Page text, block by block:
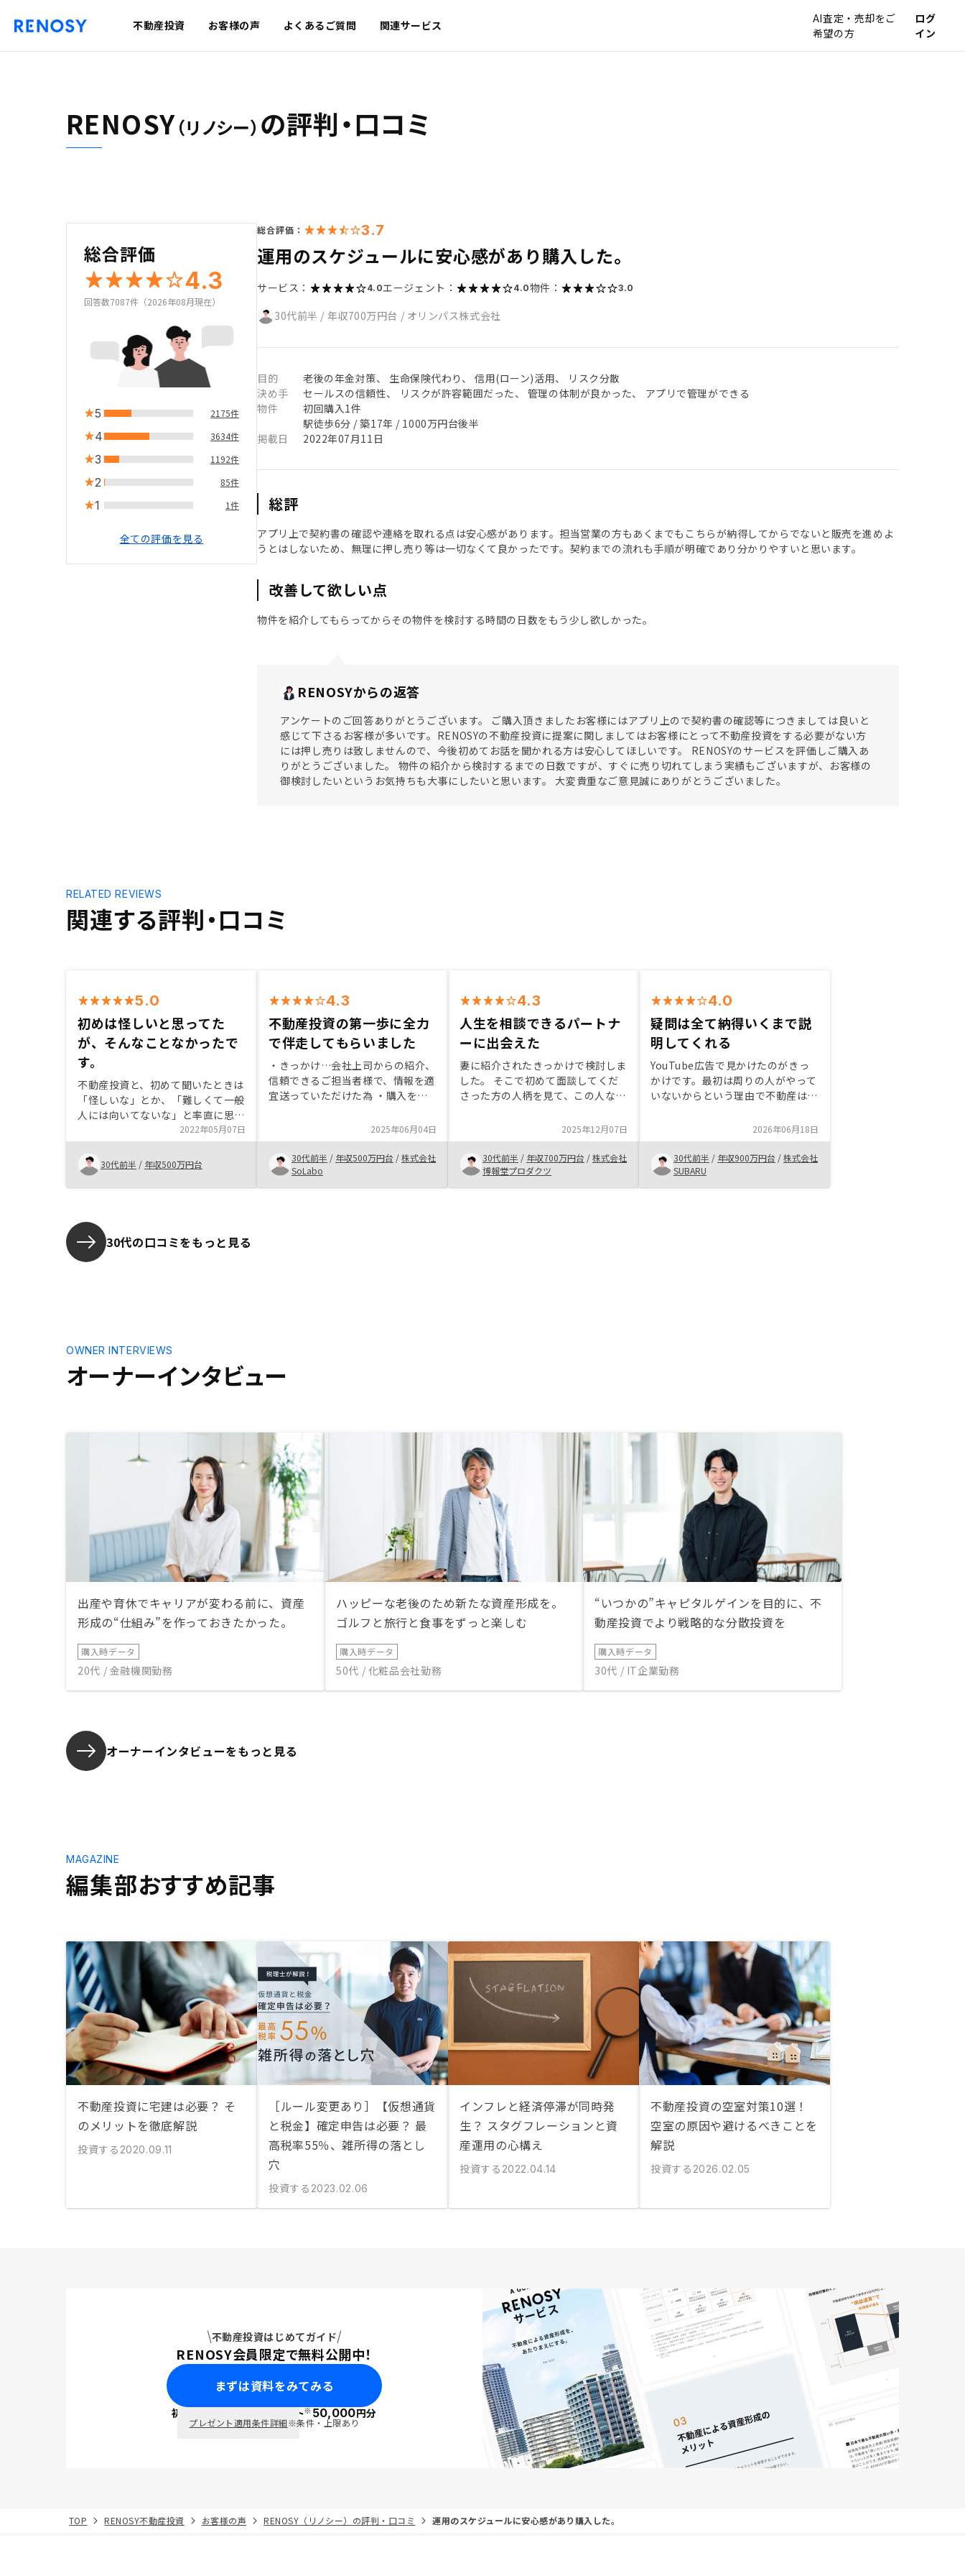
不動産投資 お客様の声 よくあるご質問 関連サービス
AI査定・売却をご
希望の方
ログ
イン
RENOSY（リノシー） の評判・口コミ
総合評価
4.3
回答数7087件（2026年08月現在）
5 2175件
4 3634件
3 1192件
2 85件
1 1件
全ての評価を見る
総合評価： 3.7
運用のスケジュールに安心感があり購入した。
サービス： 4.0エージェント： 4.0物件： 3.0
30代前半 / 年収700万円台 / オリンパス株式会社
目的
老後の年金対策、 生命保険代わり、 信用(ローン)活用、 リスク分散
決め手
セールスの信頼性、 リスクが許容範囲だった、 管理の体制が良かった、 アプリで管理ができる
物件
初回購入1件
駅徒歩6分 / 築17年 / 1000万円台後半
掲載日
2022年07月11日
総評
アプリ上で契約書の確認や連絡を取れる点は安心感があります。担当営業の方もあくまでもこちらが納得してからでないと販売を進めよ
うとはしないため、無理に押し売り等は一切なくて良かったです。契約までの流れも手順が明確であり分かりやすいと思います。
改善して欲しい点
物件を紹介してもらってからその物件を検討する時間の日数をもう少し欲しかった。
RENOSYからの返答
アンケートのご回答ありがとうございます。 ご購入頂きましたお客様にはアプリ上ので契約書の確認等につきましては良いと
感じて下さるお客様が多いです。RENOSYの不動産投資に提案に関しましてはお客様にとって不動産投資をする必要がない方
には押し売りは致しませんので、今後初めてお話を聞かれる方は安心してほしいです。 RENOSYのサービスを評価しご購入あ
りがとうございました。 物件の紹介から検討するまでの日数ですが、すぐに売り切れてしまう実績もございますが、お客様の
御検討したいというお気持ちも大事にしたいと思います。 大変貴重なご意見誠にありがとうございました。
関連する評判・口コミ
RELATED REVIEWS
5.0
初めは怪しいと思ってた
が、そんなことなかったで
す。
不動産投資と、初めて聞いたときは
「怪しいな」とか、「難しくて一般
人には向いてないな」と率直に思い
ました。ですが、担当の方の話を聞
くにつれて、不動産投資をできる人
は、絶対にやった方がいい！と強く
感じるほどになりました。もちろ
ん、リスクの話も、担当の方からあ
リットが多いと感じ、今回は２件購
入させていただきました。担当の方
には本当にお世話になりました。今
後とも宜しくお願い致します。
2022年05月07日
30代前半 / 年収500万円台
4.3
不動産投資の第一歩に全力
で伴走してもらいました
・きっかけ…会社上司からの紹介、
信頼できるご担当者様で、情報を適
宜送っていただけた為 ・購入を決
成を有効でメリットが大きいと考え
た為 ・おすすめしたい内容…他人
資本で資産形成ができる点
2025年06月04日
30代前半 / 年収500万円台 /株式会社
SoLabo
4.3
人生を相談できるパートナ
ーに出会えた
妻に紹介されたきっかけで検討しま
した。 そこで初めて面談してくだ
さった方の人柄を見て、この人なら
惹かれて申し込みを決めました。
まだ購入完了から日が経っていない
ので実際のサービスについてはよく
分かりませんが、この人なら任せた
いと思える方に出会えたことが一番
2025年12月07日
30代前半 / 年収700万円台 /株式会社
博報堂プロダクツ
4.0
疑問は全て納得いくまで説
明してくれる
YouTube広告で見かけたのがきっ
かけです。最初は周りの人がやって
いないからという理由で不動産は危
話を聞いていくと悪い会社でも無さ
そうというのと、お客様から社員に
なる人も数多くいるという会社の魅
力も伝わってきました。不動産AIの
パイオニアとして頑張って欲しいと
2026年06月18日
30代前半 / 年収900万円台 /株式会社
SUBARU
30代の口コミをもっと見る
オーナーインタビュー
OWNER INTERVIEWS
出産や育休でキャリアが変わる前に、資産
形成の“仕組み”を作っておきたかった。
購入時データ
20代 / 金融機関勤務
ハッピーな老後のため新たな資産形成を。
ゴルフと旅行と食事をずっと楽しむ
購入時データ
50代 / 化粧品会社勤務
“いつかの”キャピタルゲインを目的に、不
動産投資でより戦略的な分散投資を
購入時データ
30代 / IT企業勤務
オーナーインタビューをもっと見る
編集部おすすめ記事
MAGAZINE
不動産投資に宅建は必要？ そ
のメリットを徹底解説
投資する 2020.09.11
［ルール変更あり］【仮想通貨
と税金】確定申告は必要？ 最
高税率55％、雑所得の落とし
穴
投資する 2023.02.06
インフレと経済停滞が同時発
生？ スタグフレーションと資
産運用の心構え
投資する 2022.04.14
不動産投資の空室対策10選！
空室の原因や避けるべきことを
解説
投資する 2026.02.05
不動産投資はじめてガイド
RENOSY会員限定で無料公開中！
まずは資料をみてみる
初回面談で ポイント※50,000円分
プレゼント適用条件詳細※条件・上限あり
TOP RENOSY不動産投資 お客様の声 RENOSY（リノシー）の評判・口コミ 運用のスケジュールに安心感があり購入した。